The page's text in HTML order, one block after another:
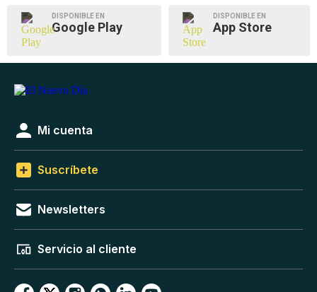
DISPONIBLE EN
Google Play
DISPONIBLE EN
App Store
Mi cuenta
Suscríbete
Newsletters
Servicio al cliente